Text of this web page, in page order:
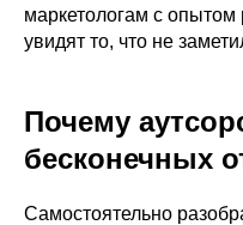
маркетологам с
увидят то, что не
Почему
бесконечных
Самостоятельно